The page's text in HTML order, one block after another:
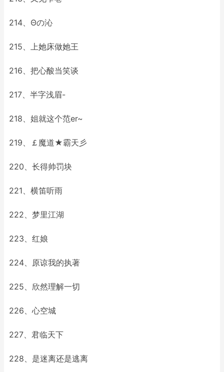
214、Θの沁
215、上她床做她王
216、把心酸当笑谈
217、半字浅眉-
218、姐就这个范er~
219、￡魔道★霸天彡
220、长得帅罚块
221、横笛听雨
222、梦里江湖
223、红娘
224、原谅我的执著
225、欣然理解一切
226、心空城
227、君临天下
228、是迷离还是逃离